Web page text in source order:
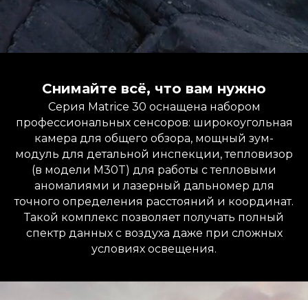
Снимайте всё, что вам нужно
Серия Matrice 30 оснащена набором
профессиональных сенсоров: широкоугольная
камера для общего обзора, мощный зум-
модуль для детальной инспекции, тепловизор
(в модели M30T) для работы с тепловыми
аномалиями и лазерный дальномер для
точного определения расстояний и координат.
Такой комплекс позволяет получать полный
спектр данных с воздуха даже при сложных
условиях освещения.